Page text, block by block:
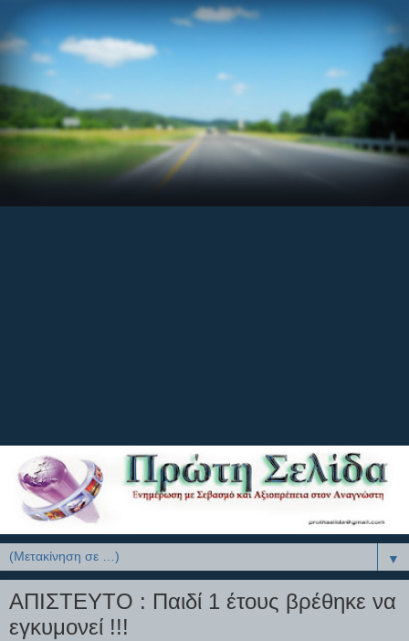
▼
ΑΠΙΣΤΕΥΤΟ : Παιδί 1 έτους βρέθηκε να
εγκυμονεί !!!